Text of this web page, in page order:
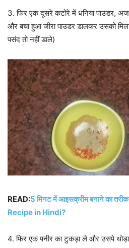
3. फिर एक दूसरे कटोरे में धनिया पाउडर,
और बचा हुआ जीरा पाउडर डालकर उसको
पसंद तो नहीं डाले)
READ:5 मिनट में आइसक्रीम बनाने का
Recipe in Hindi?
4. फिर एक पनीर का टुकड़ा ले और उसपे थोड़ा